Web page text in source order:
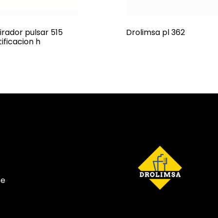
pulsar 515
h
Drolimsa pl 362